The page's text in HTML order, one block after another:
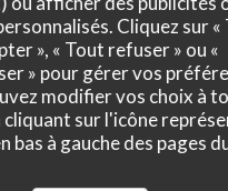
Cliquez sur «
», « Tout refuser » ou «
» pour gérer vos
modifier vos choix à
cliquant sur l'icône
bas à gauche des pages
clients
: 5/5 Qualité / Prix: 5/5